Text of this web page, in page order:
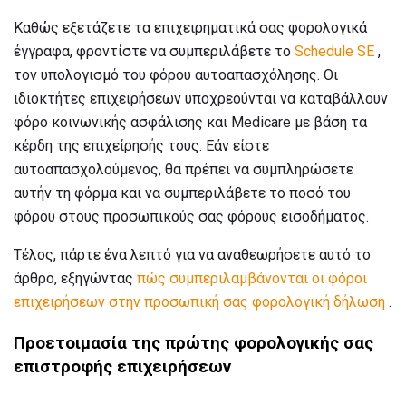
Καθώς εξετάζετε τα επιχειρηματικά σας φορολογικά
έγγραφα, φροντίστε να συμπεριλάβετε το Schedule SE ,
τον υπολογισμό του φόρου αυτοαπασχόλησης. Οι
ιδιοκτήτες επιχειρήσεων υποχρεούνται να καταβάλλουν
φόρο κοινωνικής ασφάλισης και Medicare με βάση τα
κέρδη της επιχείρησής τους. Εάν είστε
αυτοαπασχολούμενος, θα πρέπει να συμπληρώσετε
αυτήν τη φόρμα και να συμπεριλάβετε το ποσό του
φόρου στους προσωπικούς σας φόρους εισοδήματος.
Τέλος, πάρτε ένα λεπτό για να αναθεωρήσετε αυτό το
άρθρο, εξηγώντας πώς συμπεριλαμβάνονται οι φόροι
επιχειρήσεων στην προσωπική σας φορολογική δήλωση .
Προετοιμασία της πρώτης φορολογικής σας
επιστροφής επιχειρήσεων